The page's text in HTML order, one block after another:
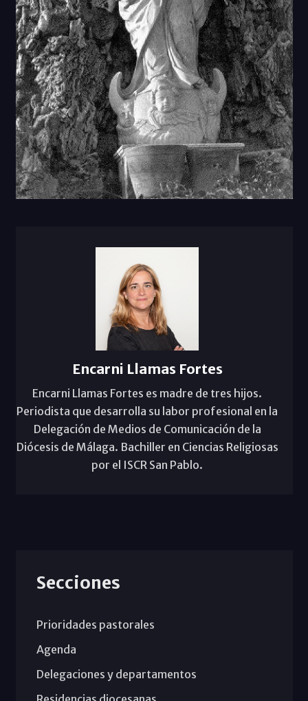
Encarni Llamas Fortes
Encarni Llamas Fortes es madre de tres hijos.
Periodista que desarrolla su labor profesional en la
Delegación de Medios de Comunicación de la
Diócesis de Málaga. Bachiller en Ciencias Religiosas
por el ISCR San Pablo.
Secciones
Prioridades pastorales
Agenda
Delegaciones y departamentos